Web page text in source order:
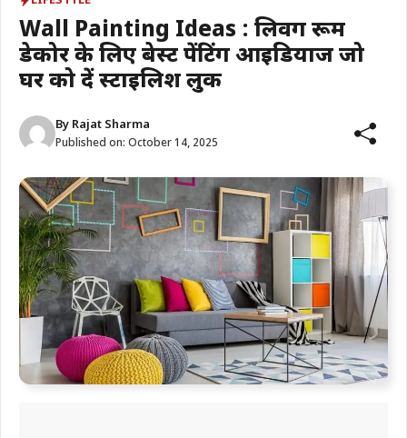
Wall Painting Ideas : लिविंग रूम
डेकोर के लिए बेस्ट पेंटिंग आइडियाज जो
घर को दें स्टाइलिश लुक
By Rajat Sharma
Published on: October 14, 2025